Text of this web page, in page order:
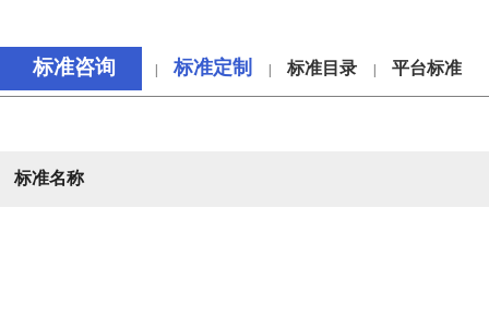
标准咨询 |标准定制 标准目录 平台标准
标准名称